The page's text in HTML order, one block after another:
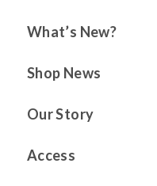
What’s New?
Shop News
Our Story
Access